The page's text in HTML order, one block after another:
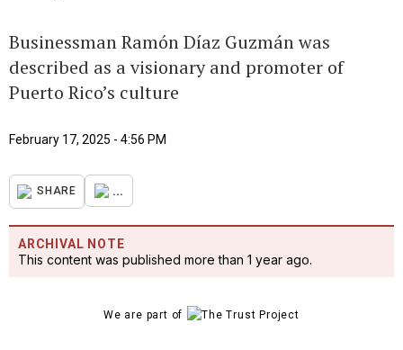
Businessman Ramón Díaz Guzmán was
described as a visionary and promoter of
Puerto Rico’s culture
February 17, 2025 - 4:56 PM
SHARE ...
ARCHIVAL NOTE
This content was published more than 1 year ago.
We are part of